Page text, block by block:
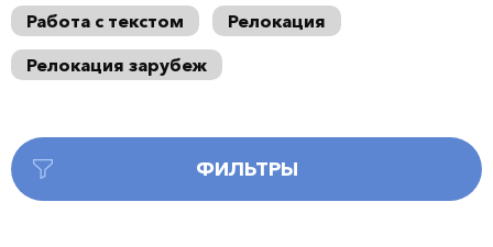
Работа с текстом
Релокация
Релокация зарубеж
ФИЛЬТРЫ